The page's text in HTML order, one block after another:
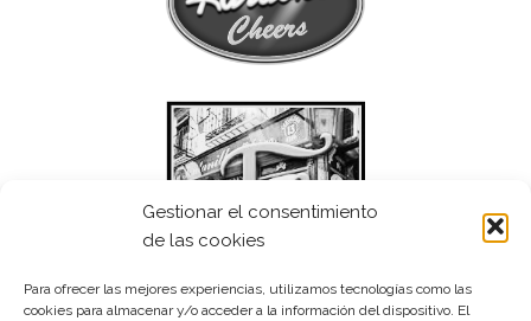
Gestionar el consentimiento
de las cookies
Para ofrecer las mejores experiencias, utilizamos tecnologías como las
cookies para almacenar y/o acceder a la información del dispositivo. El